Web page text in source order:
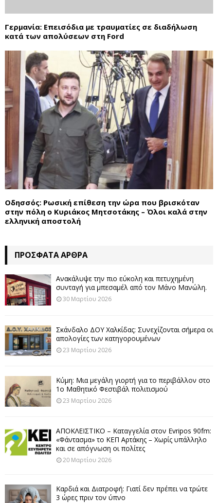
Γερμανία: Επεισόδια με τραυματίες σε διαδήλωση
κατά των απολύσεων στη Ford
Οδησσός: Ρωσική επίθεση την ώρα που βρισκόταν
στην πόλη o Κυριάκος Μητσοτάκης – Όλοι καλά στην
ελληνική αποστολή
ΠΡΌΣΦΑΤΑ ΆΡΘΡΑ
Ανακάλυψε την πιο εύκολη και πετυχημένη
συνταγή για μπεσαμέλ από τον Μάνο Μανώλη.
30 Μαρτίου 2026
Σκάνδαλο ΔΟΥ Χαλκίδας: Συνεχίζονται σήμερα οι
απολογίες των κατηγορουμένων
23 Μαρτίου 2026
Κύμη: Μια μεγάλη γιορτή για το περιβάλλον στο
1ο Μαθητικό Φεστιβάλ πολιτισμού
23 Μαρτίου 2026
ΑΠΟΚΛΕΙΣΤΙΚΟ – Καταγγελία στον Evripos 90fm:
«Φάντασμα» το ΚΕΠ Αρτάκης – Χωρίς υπάλληλο
και σε απόγνωση οι πολίτες
20 Μαρτίου 2026
Καρδιά και Διατροφή: Γιατί δεν πρέπει να τρώτε
3 ώρες πριν τον ύπνο